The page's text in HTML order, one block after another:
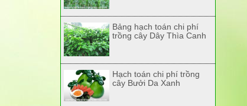
Bảng hạch toán chi phí
trồng cây Dây Thìa Canh
Hạch toán chi phí trồng
cây Bưởi Da Xanh